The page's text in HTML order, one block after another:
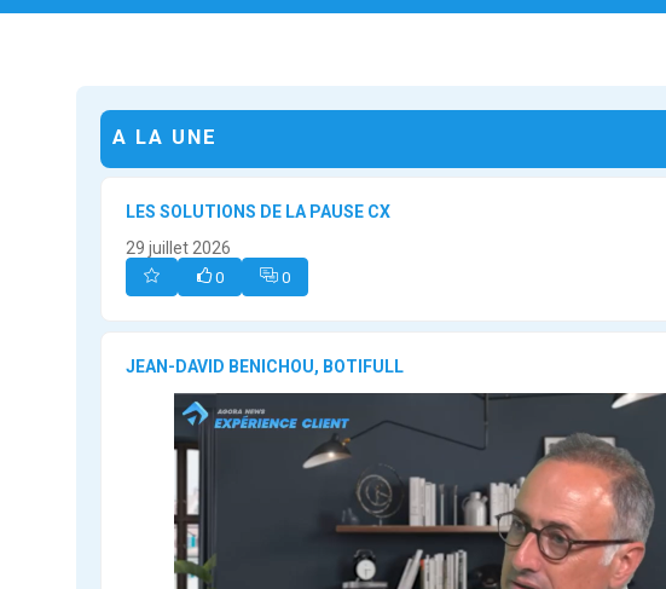
A LA UNE
LES SOLUTIONS DE LA PAUSE CX
29 juillet 2026
0 0
JEAN-DAVID BENICHOU, BOTIFULL